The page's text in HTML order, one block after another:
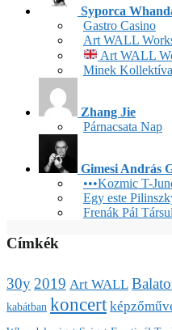
Syporca
Gastro Casino
Art WALL
Art WALL
Minek
Zhang Jie
Párnacsata Nap
Gimesi András
•••Kozmic T-
Egy este
Frenák Pál
Címkék
30y 2019 Art WALL
kabátban koncert